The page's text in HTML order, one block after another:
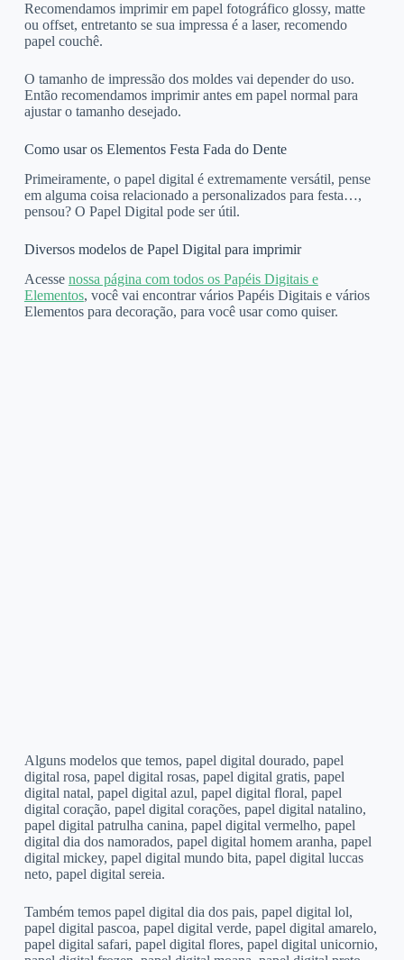
Recomendamos imprimir em papel fotográfico glossy, matte
ou offset, entretanto se sua impressa é a laser, recomendo
papel couchê.
O tamanho de impressão dos moldes vai depender do uso.
Então recomendamos imprimir antes em papel normal para
ajustar o tamanho desejado.
Como usar os Elementos Festa Fada do Dente
Primeiramente, o papel digital é extremamente versátil, pense
em alguma coisa relacionado a personalizados para festa…,
pensou? O Papel Digital pode ser útil.
Diversos modelos de Papel Digital para imprimir
Acesse nossa página com todos os Papéis Digitais e
Elementos, você vai encontrar vários Papéis Digitais e vários
Elementos para decoração, para você usar como quiser.
Alguns modelos que temos, papel digital dourado, papel
digital rosa, papel digital rosas, papel digital gratis, papel
digital natal, papel digital azul, papel digital floral, papel
digital coração, papel digital corações, papel digital natalino,
papel digital patrulha canina, papel digital vermelho, papel
digital dia dos namorados, papel digital homem aranha, papel
digital mickey, papel digital mundo bita, papel digital luccas
neto, papel digital sereia.
Também temos papel digital dia dos pais, papel digital lol,
papel digital pascoa, papel digital verde, papel digital amarelo,
papel digital safari, papel digital flores, papel digital unicornio,